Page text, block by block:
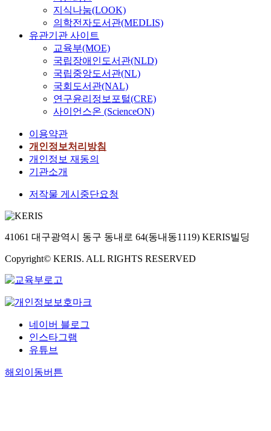
지식나눔(LOOK)
의학전자도서관(MEDLIS)
유관기관 사이트
교육부(MOE)
국립장애인도서관(NLD)
국립중앙도서관(NL)
국회도서관(NAL)
연구윤리정보포털(CRE)
사이언스온 (ScienceON)
이용약관
개인정보처리방침
개인정보 재동의
기관소개
저작물 게시중단요청
41061 대구광역시 동구 동내로 64(동내동1119) KERIS빌딩
Copyright© KERIS. ALL RIGHTS RESERVED
네이버 블로그
인스타그램
유튜브
해외이동버튼